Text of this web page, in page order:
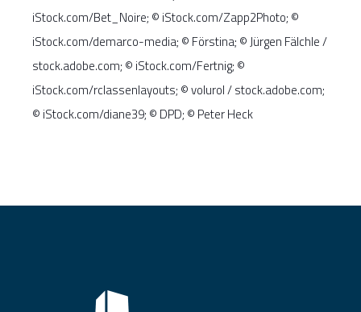
iStock.com/Bet_Noire; © iStock.com/Zapp2Photo; ©
iStock.com/demarco-media; © Förstina; © Jürgen Fälchle /
stock.adobe.com; © iStock.com/Fertnig; ©
iStock.com/rclassenlayouts; © volurol / stock.adobe.com;
© iStock.com/diane39; © DPD; © Peter Heck